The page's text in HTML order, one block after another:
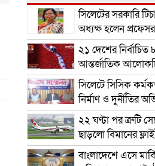
সিলেটের সরকারি
অধ্যক্ষ হলেন
২১ দেশের নির্বাচিত
আন্তর্জাতিক
সিলেটে সিসিক
নির্মাণ ও দুর্নীতির
২২ ঘণ্টা পর ত্রুটি
ছাড়লো বিমানের
বাংলাদেশে এসে